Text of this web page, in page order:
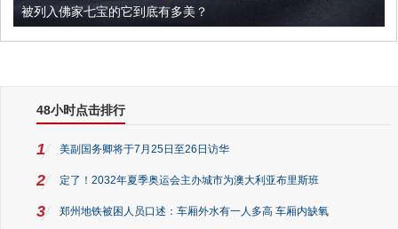
被列入佛家七宝的它到底有多美？
48小时点击排行
1 美副国务卿将于7月25日至26日访华
2 定了！2032年夏季奥运会主办城市为澳大利亚布里斯班
3 郑州地铁被困人员口述：车厢外水有一人多高 车厢内缺氧